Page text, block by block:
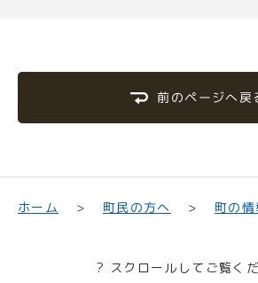
前のページへ戻
ホーム 町民の方へ 町の情
? スクロールしてご覧く